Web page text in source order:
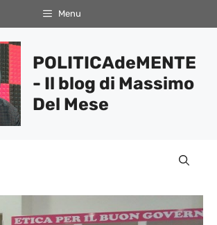
Menu
POLITICAdeMENTE
- Il blog di Massimo
Del Mese